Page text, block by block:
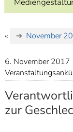
« November
6. November 2017
zur